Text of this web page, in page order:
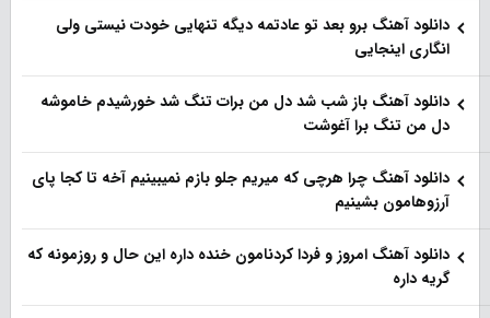
دانلود آهنگ برو بعد تو عادتمه دیگه تنهایی خودت نیستی ولی
انگاری اینجایی
دانلود آهنگ باز شب شد دل من برات تنگ شد خورشیدم خاموشه
دل من تنگ برا آغوشت
دانلود آهنگ چرا هرچی که میریم جلو بازم نمیبینیم آخه تا کجا پای
آرزوهامون بشینیم
دانلود آهنگ امروز و فردا کردنامون خنده داره این حال و روزمونه که
گریه داره